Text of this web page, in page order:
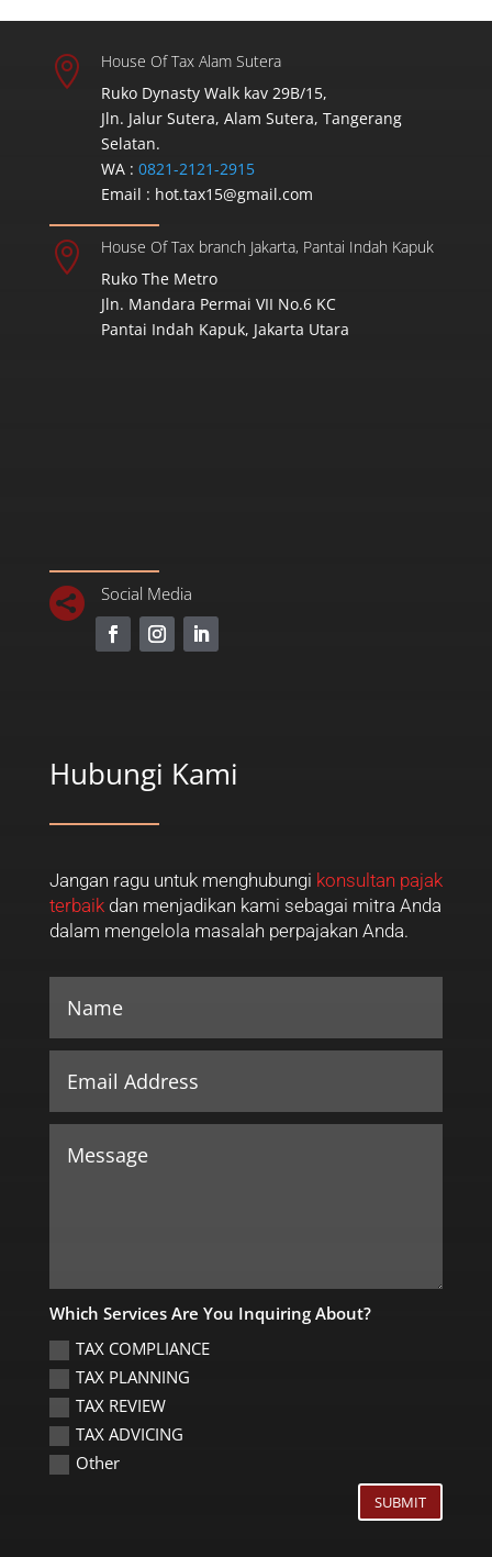

House Of Tax Alam Sutera
Ruko Dynasty Walk kav 29B/15,
Jln. Jalur Sutera, Alam Sutera, Tangerang
Selatan.
WA : 0821-2121-2915
Email : hot.tax15@gmail.com

House Of Tax branch Jakarta, Pantai Indah Kapuk
Ruko The Metro
Jln. Mandara Permai VII No.6 KC
Pantai Indah Kapuk, Jakarta Utara
 Social Media
Hubungi Kami
Jangan ragu untuk menghubungi konsultan pajak
terbaikdan menjadikan kami sebagai mitra Anda
dalam mengelola masalah perpajakan Anda.
Which Services Are You Inquiring About?
TAX COMPLIANCE
TAX PLANNING
TAX REVIEW
TAX ADVICING
Other
SUBMIT